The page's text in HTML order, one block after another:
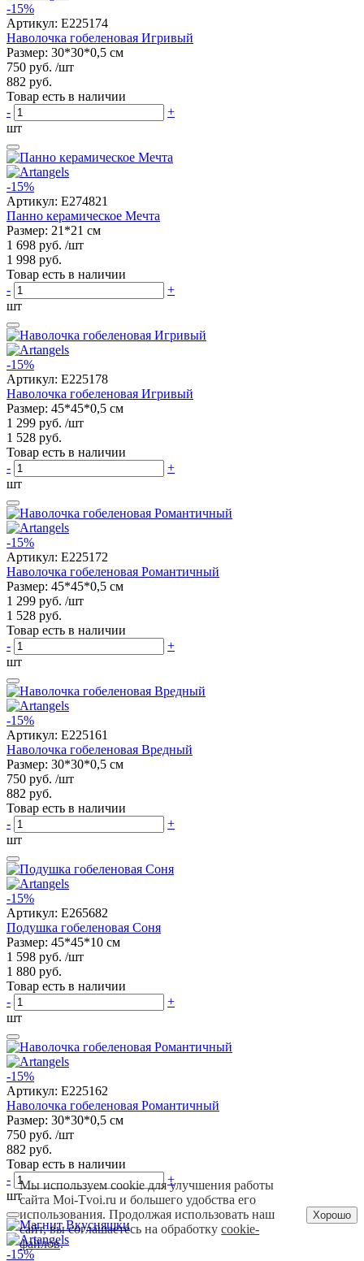
-15%
Артикул: E225174
Наволочка гобеленовая Игривый
Размер: 30*30*0,5 см
750 руб. /шт
882 руб.
Товар есть в наличии
-
+
шт
-15%
Артикул: E274821
Панно керамическое Мечта
Размер: 21*21 см
1 698 руб. /шт
1 998 руб.
Товар есть в наличии
-
+
шт
-15%
Артикул: E225178
Наволочка гобеленовая Игривый
Размер: 45*45*0,5 см
1 299 руб. /шт
1 528 руб.
Товар есть в наличии
-
+
шт
-15%
Артикул: E225172
Наволочка гобеленовая Романтичный
Размер: 45*45*0,5 см
1 299 руб. /шт
1 528 руб.
Товар есть в наличии
-
+
шт
-15%
Артикул: E225161
Наволочка гобеленовая Вредный
Размер: 30*30*0,5 см
750 руб. /шт
882 руб.
Товар есть в наличии
-
+
шт
-15%
Артикул: E265682
Подушка гобеленовая Соня
Размер: 45*45*10 см
1 598 руб. /шт
1 880 руб.
Товар есть в наличии
-
+
шт
-15%
Артикул: E225162
Наволочка гобеленовая Романтичный
Размер: 30*30*0,5 см
750 руб. /шт
882 руб.
Товар есть в наличии
-
+
шт
-15%
Мы используем cookie для улучшения работы
сайта Moi-Tvoi.ru и большего удобства его
использования. Продолжая использовать наш
сайт, вы соглашаетесь на обработкуcookie-
файлов.
Хорошо